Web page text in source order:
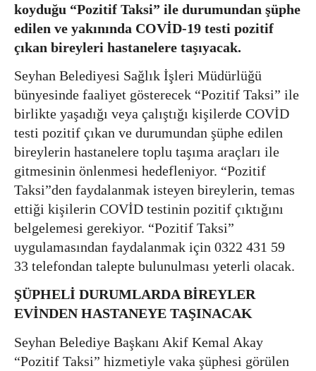
koyduğu “Pozitif Taksi” ile durumundan şüphe
edilen ve yakınında COVİD-19 testi pozitif
çıkan bireyleri hastanelere taşıyacak.
Seyhan Belediyesi Sağlık İşleri Müdürlüğü
bünyesinde faaliyet gösterecek “Pozitif Taksi” ile
birlikte yaşadığı veya çalıştığı kişilerde COVİD
testi pozitif çıkan ve durumundan şüphe edilen
bireylerin hastanelere toplu taşıma araçları ile
gitmesinin önlenmesi hedefleniyor. “Pozitif
Taksi”den faydalanmak isteyen bireylerin, temas
ettiği kişilerin COVİD testinin pozitif çıktığını
belgelemesi gerekiyor. “Pozitif Taksi”
uygulamasından faydalanmak için 0322 431 59
33 telefondan talepte bulunulması yeterli olacak.
ŞÜPHELİ DURUMLARDA BİREYLER
EVİNDEN HASTANEYE TAŞINACAK
Seyhan Belediye Başkanı Akif Kemal Akay
“Pozitif Taksi” hizmetiyle vaka şüphesi görülen